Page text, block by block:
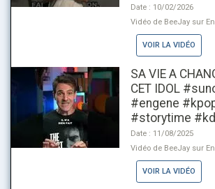
Date : 10/02/2026
Vidéo de BeeJay sur
VOIR LA VIDÉO
SA VIE A
CET IDOL
#engene
#storytime
Date : 11/08/2025
Vidéo de BeeJay sur
VOIR LA VIDÉO